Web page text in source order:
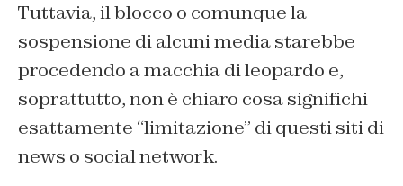
Tuttavia, il blocco o comunque la
sospensione di alcuni media starebbe
procedendo a macchia di leopardo e,
soprattutto, non è chiaro cosa significhi
esattamente “limitazione” di questi siti di
news o social network.